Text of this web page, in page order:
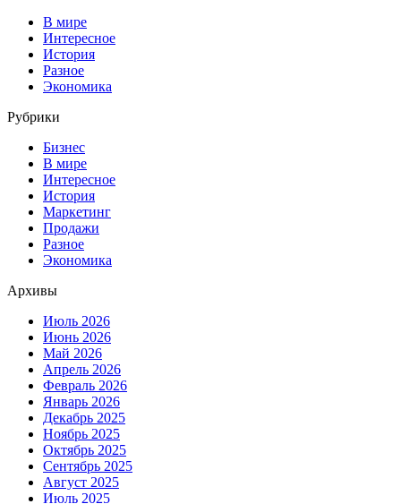
В мире
Интересное
История
Разное
Экономика
Рубрики
Бизнес
В мире
Интересное
История
Маркетинг
Продажи
Разное
Экономика
Архивы
Июль 2026
Июнь 2026
Май 2026
Апрель 2026
Февраль 2026
Январь 2026
Декабрь 2025
Ноябрь 2025
Октябрь 2025
Сентябрь 2025
Август 2025
Июль 2025